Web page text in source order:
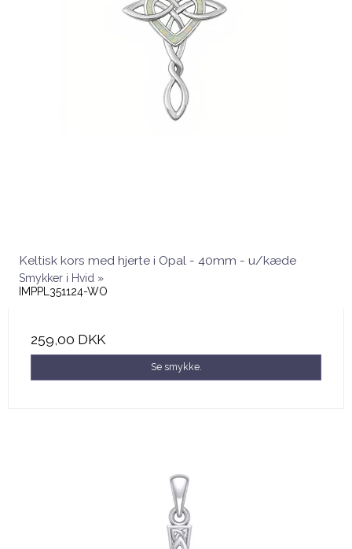
Keltisk kors med hjerte i Opal - 40mm - u/kæde
Smykker i Hvid »
IMPPL351124-WO
259,00 DKK
Se smykke.